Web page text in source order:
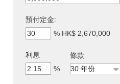
預付定金:
% HK$ 2,670,000
利息
%
條款